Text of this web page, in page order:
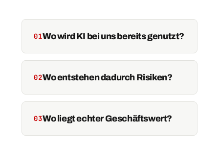
01Wo wird KI bei uns bereits genutzt?
02Wo entstehen dadurch Risiken?
03Wo liegt echter Geschäftswert?